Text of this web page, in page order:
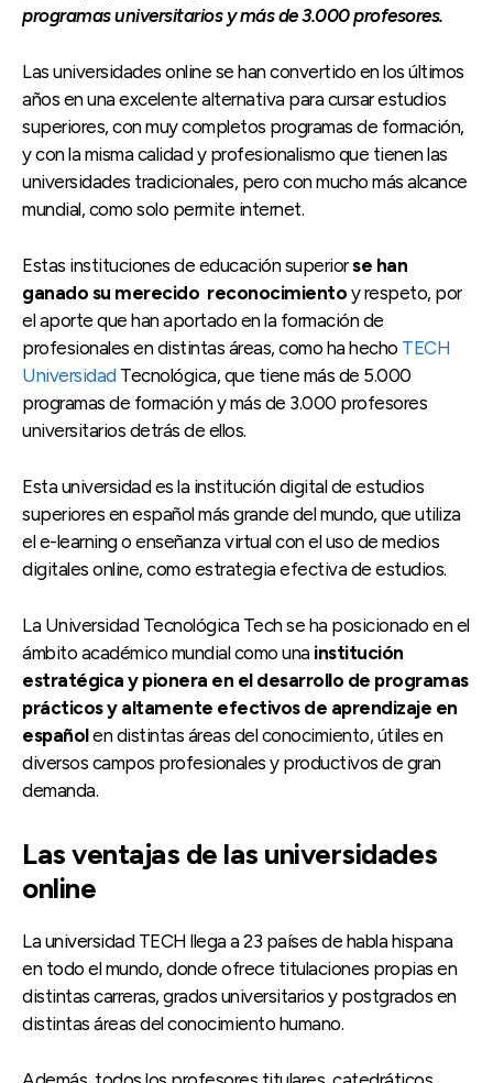
programas universitarios y más de 3.000 profesores.
Las universidades online se han convertido en los últimos
años en una excelente alternativa para cursar estudios
superiores, con muy completos programas de formación,
y con la misma calidad y profesionalismo que tienen las
universidades tradicionales, pero con mucho más alcance
mundial, como solo permite internet.
Estas instituciones de educación superiorse han
ganado su merecido reconocimiento y respeto, por
el aporte que han aportado en la formación de
profesionales en distintas áreas, como ha hecho TECH
Universidad Tecnológica, que tiene más de 5.000
programas de formación y más de 3.000 profesores
universitarios detrás de ellos.
Esta universidad es la institución digital de estudios
superiores en español más grande del mundo, que utiliza
el e-learning o enseñanza virtual con el uso de medios
digitales online, como estrategia efectiva de estudios.
La Universidad Tecnológica Tech se ha posicionado en el
ámbito académico mundial como una institución
estratégica y pionera en el desarrollo de programas
prácticos y altamente efectivos de aprendizaje en
españolen distintas áreas del conocimiento, útiles en
diversos campos profesionales y productivos de gran
demanda.
Las ventajas de las universidades
online
La universidad TECH llega a 23 países de habla hispana
en todo el mundo, donde ofrece titulaciones propias en
distintas carreras, grados universitarios y postgrados en
distintas áreas del conocimiento humano.